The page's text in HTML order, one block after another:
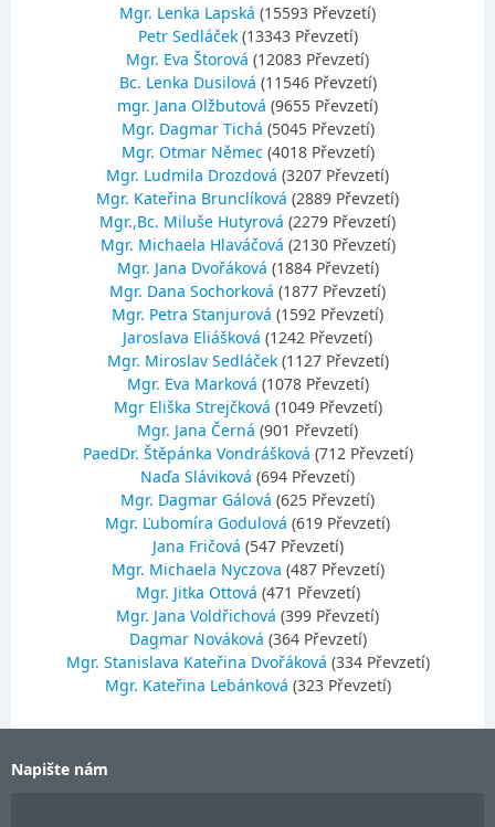
Mgr. Lenka Lapská (15593 Převzetí)
Petr Sedláček (13343 Převzetí)
Mgr. Eva Štorová (12083 Převzetí)
Bc. Lenka Dusilová (11546 Převzetí)
mgr. Jana Olžbutová (9655 Převzetí)
Mgr. Dagmar Tichá (5045 Převzetí)
Mgr. Otmar Němec (4018 Převzetí)
Mgr. Ludmila Drozdová (3207 Převzetí)
Mgr. Kateřina Brunclíková (2889 Převzetí)
Mgr.,Bc. Miluše Hutyrová (2279 Převzetí)
Mgr. Michaela Hlaváčová (2130 Převzetí)
Mgr. Jana Dvořáková (1884 Převzetí)
Mgr. Dana Sochorková (1877 Převzetí)
Mgr. Petra Stanjurová (1592 Převzetí)
Jaroslava Eliášková (1242 Převzetí)
Mgr. Miroslav Sedláček (1127 Převzetí)
Mgr. Eva Marková (1078 Převzetí)
Mgr Eliška Strejčková (1049 Převzetí)
Mgr. Jana Černá (901 Převzetí)
PaedDr. Štěpánka Vondrášková (712 Převzetí)
Naďa Sláviková (694 Převzetí)
Mgr. Dagmar Gálová (625 Převzetí)
Mgr. Ľubomíra Godulová (619 Převzetí)
Jana Fričová (547 Převzetí)
Mgr. Michaela Nyczova (487 Převzetí)
Mgr. Jitka Ottová (471 Převzetí)
Mgr. Jana Voldřichová (399 Převzetí)
Dagmar Nováková (364 Převzetí)
Mgr. Stanislava Kateřina Dvořáková (334 Převzetí)
Mgr. Kateřina Lebánková (323 Převzetí)
Napište nám